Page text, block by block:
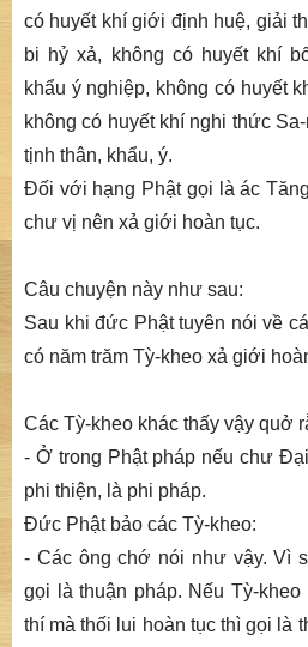
có huyết khí giới định huệ, giải
bi hỷ xả, không có huyết khí
khẩu ý nghiệp, không có huyết
không có huyết khí nghi thức
tịnh thân, khẩu, ý.
Đối với hạng Phật gọi là ác
chư vị nên xả giới hoàn tục.
Câu chuyện này như sau:
Sau khi đức Phật tuyên nói về
có năm trăm Tỳ-kheo xả giới
Các Tỳ-kheo khác thấy vậy quở
- Ở trong Phật pháp nếu chư
phi thiện, là phi pháp.
Đức Phật bảo các Tỳ-kheo:
- Các ông chớ nói như vậy. Vì
gọi là thuận pháp. Nếu Tỳ-
thí mà thối lui hoàn tục thì gọi là